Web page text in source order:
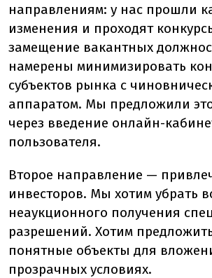
направлениям: у нас прошли
изменения и проходят
замещение вакантных
намерены минимизировать
субъектов рынка с
аппаратом. Мы предложили
через введение онлайн-
пользователя.
Второе направление —
инвесторов. Мы хотим убрать
неаукционного получения
разрешений. Хотим
понятные объекты для
прозрачных условиях.